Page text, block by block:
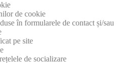
de cookie
în formularele de contact și/sau
pe site
de socializare